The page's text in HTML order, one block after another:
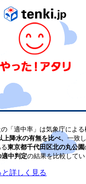
「適中率」は気象庁によ
降水の有無を比べ、 一致
東京都千代田区北の丸公園
中判定の結果を比較してい
と詳しく見る